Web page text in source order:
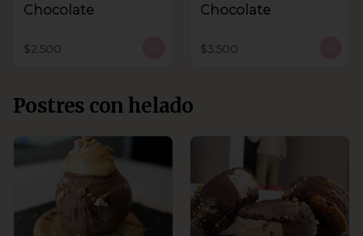
Chocolate
$2.500
Chocolate
$3.500
Postres con helado